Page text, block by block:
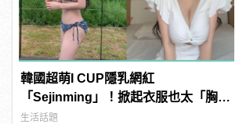
韓國超萌I CUP隱乳網紅
「Sejinming」！掀起衣服也太「胸」
了吧！ | manfashion這樣變型男
生活話題